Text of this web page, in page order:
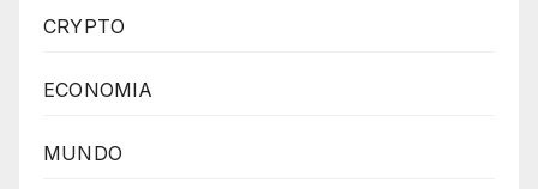
CRYPTO
ECONOMIA
MUNDO